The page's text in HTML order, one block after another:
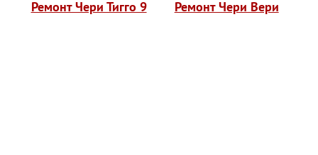
Ремонт Чери Тигго 9 Ремонт Чери Вери